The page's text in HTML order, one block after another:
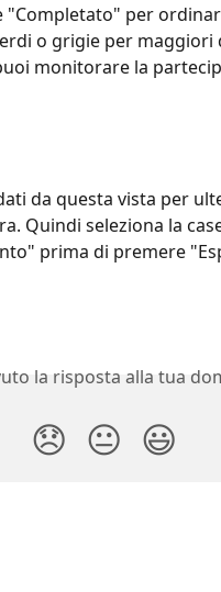
"Completato" per
o grigie per
monitorare la
da questa vista per
Quindi seleziona la
prima di premere
la risposta alla tua
😞 😐 😃